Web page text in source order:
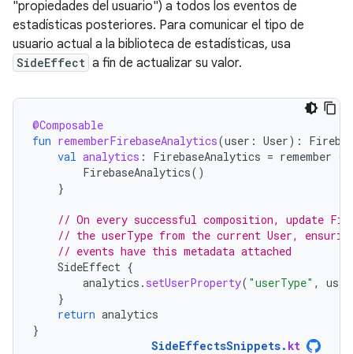
"propiedades del usuario") a todos los eventos de
estadísticas posteriores. Para comunicar el tipo de
usuario actual a la biblioteca de estadísticas, usa
SideEffect a fin de actualizar su valor.
@Composable
fun rememberFirebaseAnalytics(user : User):
val analytics : FirebaseAnalytics = remember {
FirebaseAnalytics()
}
// On every successful composition, update
// the userType from the current User,
// events have this metadata attached
SideEffect {
analytics . setUserProperty( "userType" , user
}
return analytics
}
SideEffectsSnippets. kt